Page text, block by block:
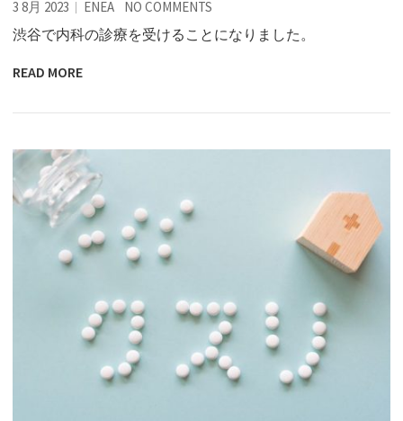
3 8月 2023 ENEA NO COMMENTS
渋谷で内科の診療を受けることになりました。
READ MORE